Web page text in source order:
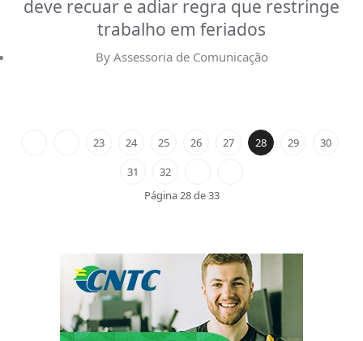
deve recuar e adiar regra que restringe
trabalho em feriados
By Assessoria de Comunicação
23 24 25 26 27 28 29
30
31
32
Página 28 de 33